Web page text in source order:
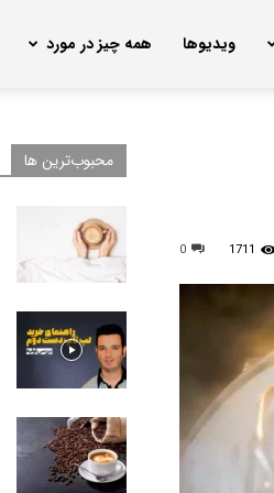
ویدیوها همه چیز در مورد
0 1711
محبوب‌ترین ها